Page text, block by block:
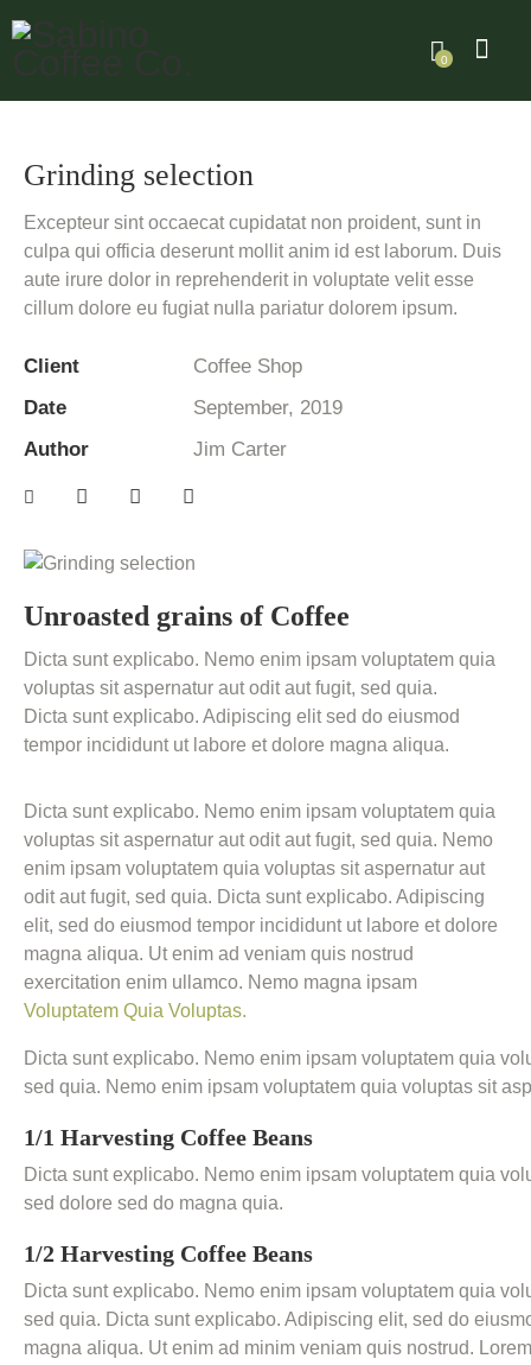
0
Grinding selection
Unroasted grains of Coffee
Dicta sunt explicabo. Nemo enim ipsam voluptatem quia
voluptas sit aspernatur aut odit aut fugit, sed quia.
Dicta sunt explicabo. Adipiscing elit sed do eiusmod
tempor incididunt ut labore et dolore magna aliqua.
Dicta sunt explicabo. Nemo enim ipsam voluptatem quia
voluptas sit aspernatur aut odit aut fugit, sed quia. Nemo
enim ipsam voluptatem quia voluptas sit aspernatur aut
odit aut fugit, sed quia. Dicta sunt explicabo. Adipiscing
elit, sed do eiusmod tempor incididunt ut labore et dolore
magna aliqua. Ut enim ad veniam quis nostrud
exercitation enim ullamco. Nemo magna ipsam
Voluptatem Quia Voluptas.
Dicta sunt explicabo. Nemo enim ipsam voluptatem quia
sed quia. Nemo enim ipsam voluptatem quia voluptas sit
1/1 Harvesting Сoffee Beans
Dicta sunt explicabo. Nemo enim ipsam voluptatem quia
sed dolore sed do magna quia.
1/2 Harvesting Сoffee Beans
Dicta sunt explicabo. Nemo enim ipsam voluptatem quia
sed quia. Dicta sunt explicabo. Adipiscing elit, sed do
magna aliqua. Ut enim ad minim veniam quis nostrud.
Excepteur sint occaecat cupidatat non proident, sunt in
culpa qui officia deserunt mollit anim id est laborum. Duis
aute irure dolor in reprehenderit in voluptate velit esse
cillum dolore eu fugiat nulla pariatur dolorem ipsum.
Client
Coffee Shop
Date
September, 2019
Author
Jim Carter